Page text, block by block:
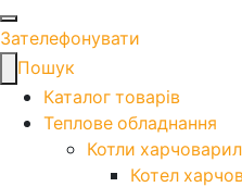
Зателефонувати
Пошук
Каталог товарів
Теплове обладнання
Котли
Котел